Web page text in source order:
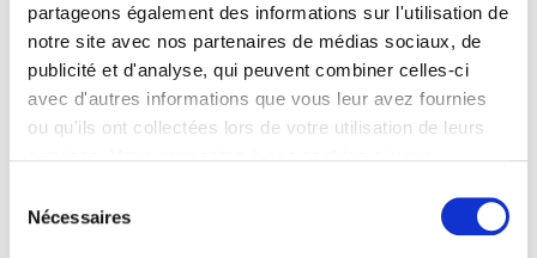
partageons également des informations sur l'utilisation de
notre site avec nos partenaires de médias sociaux, de
publicité et d'analyse, qui peuvent combiner celles-ci
avec d'autres informations que vous leur avez fournies
ou qu'ils ont collectées lors de votre utilisation de leurs
Nécessaires